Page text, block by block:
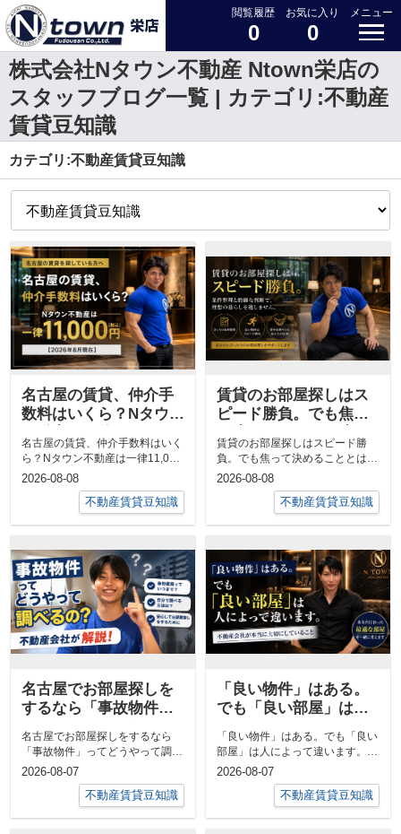
閲覧履歴
0
お気に入り
0
メニュー
株式会社Nタウン不動産 Ntown栄店の
スタッフブログ一覧 | カテゴリ:不動産
賃貸豆知識
カテゴリ:不動産賃貸豆知識
名古屋の賃貸、仲介手
数料はいくら？Nタウン
（税込）です【2026年8
月現在】
名古屋の賃貸、仲介手数料はいく
ら？Nタウン不動産は一律11,000
円（税込）です【2026年8月現
2026-08-08
不動産賃貸豆知識
賃貸のお部屋探しはス
ピード勝負。でも焦っ
ます。
賃貸のお部屋探しはスピード勝
負。でも焦って決めることとは違
います。接客をしていて、よく思
うことがあり...
2026-08-08
不動産賃貸豆知識
名古屋でお部屋探しを
するなら「事故物件」
ってどうやって調べる
の？不動産会社が解
説！
名古屋でお部屋探しをするなら
「事故物件」ってどうやって調べ
るの？不動産会社が解説！お部屋
探しをしてい...
2026-08-07
不動産賃貸豆知識
「良い物件」はある。
でも「良い部屋」は人
によって違います。｜
不動産会社が本当に大
切にしていること
「良い物件」はある。でも「良い
部屋」は人によって違います。お
部屋探しをしていると「一番人気
のお部屋を...
2026-08-07
不動産賃貸豆知識